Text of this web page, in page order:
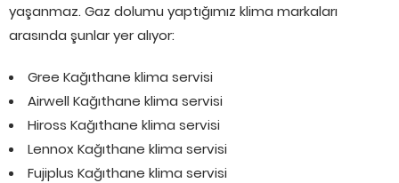
yaşanmaz. Gaz dolumu yaptığımız klima markaları
arasında şunlar yer alıyor:
Gree Kağıthane klima servisi
Airwell Kağıthane klima servisi
Hiross Kağıthane klima servisi
Lennox Kağıthane klima servisi
Fujiplus Kağıthane klima servisi